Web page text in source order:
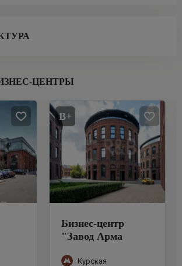
ЦЕНТРЫ
B+
Бизнес-центр
"Завод Арма
Курская